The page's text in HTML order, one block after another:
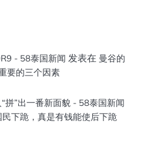
- 58泰国新闻 发表在 曼谷的
要的三个因素
拼”出一番新面貌 - 58泰国新闻
下跪，真是有钱能使后下跪